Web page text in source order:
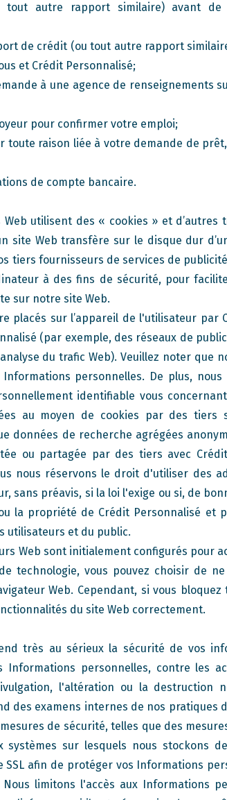
autre rapport similaire) avant de
de crédit (ou tout autre rapport
et Crédit Personnalisé;
à une agence de renseignements
pour confirmer votre emploi;
raison liée à votre demande de
de compte bancaire.
Web utilisent des « cookies » et
site Web transfère sur le disque dur
tiers fournisseurs de services de
à des fins de sécurité, pour
sur notre site Web.
placés sur l’appareil de l'utilisateur
(par exemple, des réseaux de
du trafic Web). Veuillez noter que
personnelles. De plus,
identifiable vous
au moyen de cookies par des tiers
données de recherche agrégées
ou partagée par des tiers avec
nous réservons le droit d'utiliser des
sans préavis, si la loi l'exige ou si, de
la propriété de Crédit Personnalisé et
utilisateurs et du public.
Web sont initialement configurés pour
technologie, vous pouvez choisir de
Web. Cependant, si vous
du site Web correctement.
très au sérieux la sécurité de vos
Informations personnelles, contre les
l'altération ou la destruction
des examens internes de nos pratiques
de sécurité, telles que des
systèmes sur lesquels nous stockons
SSL afin de protéger vos Informations
limitons l'accès aux Informations